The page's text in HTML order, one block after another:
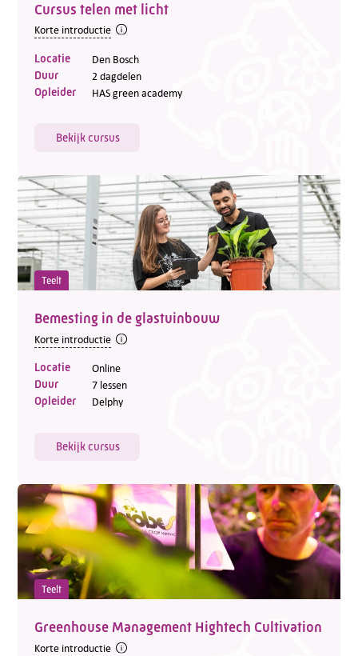
Cursus telen met licht
Korte introductie
Locatie Den Bosch
Duur 2 dagdelen
Opleider HAS green academy
Bekijk cursus
Teelt
Bemesting in de glastuinbouw
Korte introductie
Locatie Online
Duur 7 lessen
Opleider Delphy
Bekijk cursus
Teelt
Greenhouse Management Hightech Cultivation
Korte introductie